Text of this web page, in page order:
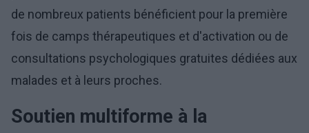
de nombreux patients bénéficient pour la première
fois de camps thérapeutiques et d'activation ou de
consultations psychologiques gratuites dédiées aux
malades et à leurs proches.
Soutien multiforme à la